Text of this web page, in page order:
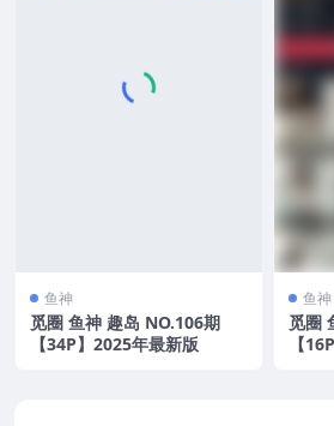
鱼神
觅圈 鱼神 趣岛 NO.106期
【34P】2025年最新版
鱼神
觅圈
【